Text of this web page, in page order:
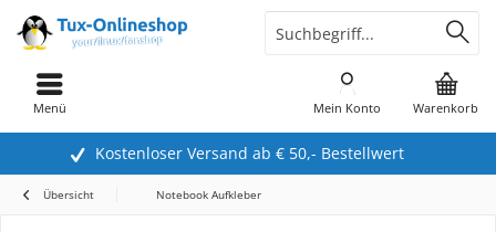
Kostenloser Versand ab € 50,- Bestellwert
Warenkorb
Mein Konto
Menü
Übersicht Notebook Aufkleber